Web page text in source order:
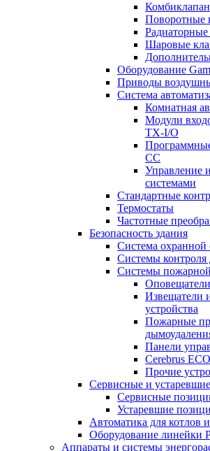
Поворотные
Шаровые
Оборудование
Приводы
Система
Комнатная
Модули
TX-I/O
CC
Управление
системами
Стандартные
Термостаты
Частотные
Безопасность здания
Система охранной
Системы контроля
Системы
Оповещатели
Извещатели
устройства
Пожарные
Панели
Cerebrus ECO
Прочие
Сервисные и
Сервисные
Устаревшие
Автоматика для котлов
Оборудование линейки
Аппараты и системы